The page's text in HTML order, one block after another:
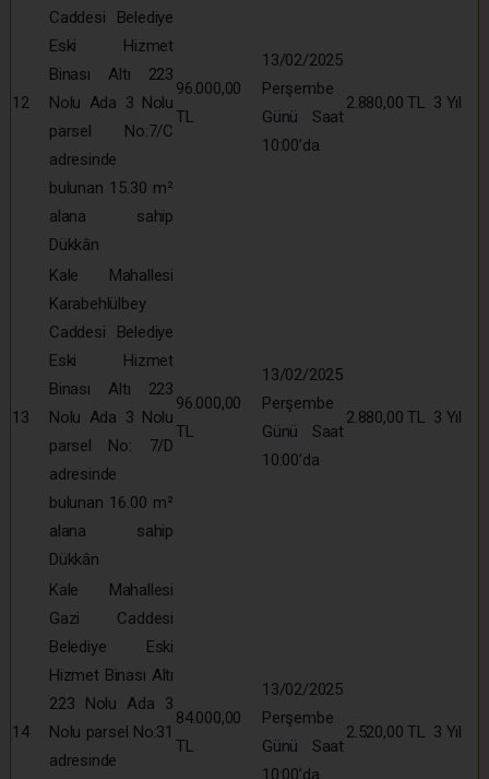
12
Caddesi Belediye
Eski Hizmet
Binası Altı 223
Nolu Ada 3 Nolu
parsel No:7/C
adresinde
bulunan 15.30 m²
alana sahip
Dükkân
96.000,00
TL
13/02/2025
Perşembe
Günü Saat
10:00’da
2.880,00 TL 3 Yıl
13
Kale Mahallesi
Karabehlülbey
Caddesi Belediye
Eski Hizmet
Binası Altı 223
Nolu Ada 3 Nolu
parsel No: 7/D
adresinde
bulunan 16.00 m²
alana sahip
Dükkân
96.000,00
TL
13/02/2025
Perşembe
Günü Saat
10:00’da
2.880,00 TL 3 Yıl
14
Kale Mahallesi
Gazi Caddesi
Belediye Eski
Hizmet Binası Altı
223 Nolu Ada 3
Nolu parsel No:31
adresinde
84.000,00
TL
13/02/2025
Perşembe
Günü Saat
10:00’da
2.520,00 TL 3 Yıl